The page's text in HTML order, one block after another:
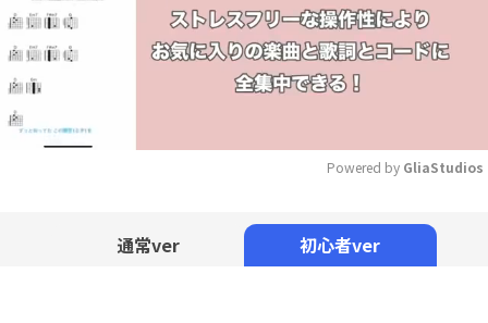
Powered by GliaStudios
通常ver 初心者ver